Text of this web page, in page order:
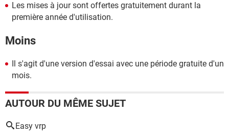
Les mises à jour sont offertes gratuitement durant la
première année d'utilisation.
Moins
Il s'agit d'une version d'essai avec une période gratuite d'un
mois.
AUTOUR DU MÊME SUJET
Easy vrp